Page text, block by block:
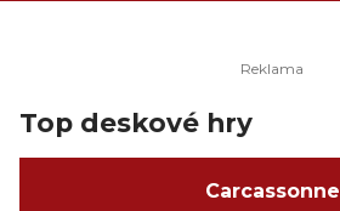
Top deskové hry
Carcassonne